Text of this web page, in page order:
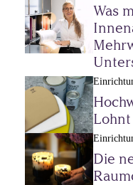
Was
Lohnt
Die